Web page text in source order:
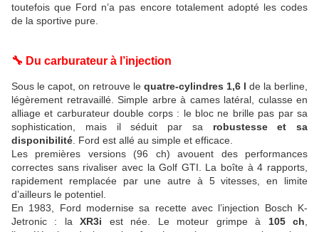
toutefois que Ford n’a pas encore totalement adopté les codes
de la sportive pure.
🔧 Du carburateur à l’injection
Sous le capot, on retrouve le quatre-cylindres 1,6 l de la berline,
légèrement retravaillé. Simple arbre à cames latéral, culasse en
alliage et carburateur double corps : le bloc ne brille pas par sa
sophistication, mais il séduit par sa robustesse et sa
disponibilité. Ford est allé au simple et efficace.
Les premières versions (96 ch) avouent des performances
correctes sans rivaliser avec la Golf GTI. La boîte à 4 rapports,
rapidement remplacée par une autre à 5 vitesses, en limite
d’ailleurs le potentiel.
En 1983, Ford modernise sa recette avec l’injection Bosch K-
Jetronic : laXR3i est née. Le moteur grimpe à 105 ch,